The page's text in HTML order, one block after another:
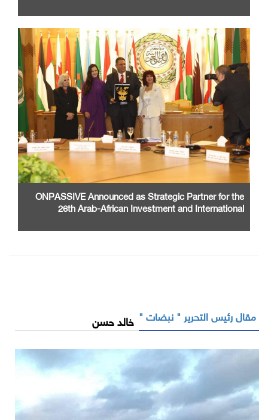
ONPASSIVE Announced as Strategic Partner for the
26th Arab-African Investment and International
مقال رئيس التحرير " نبضات " خالد حسن